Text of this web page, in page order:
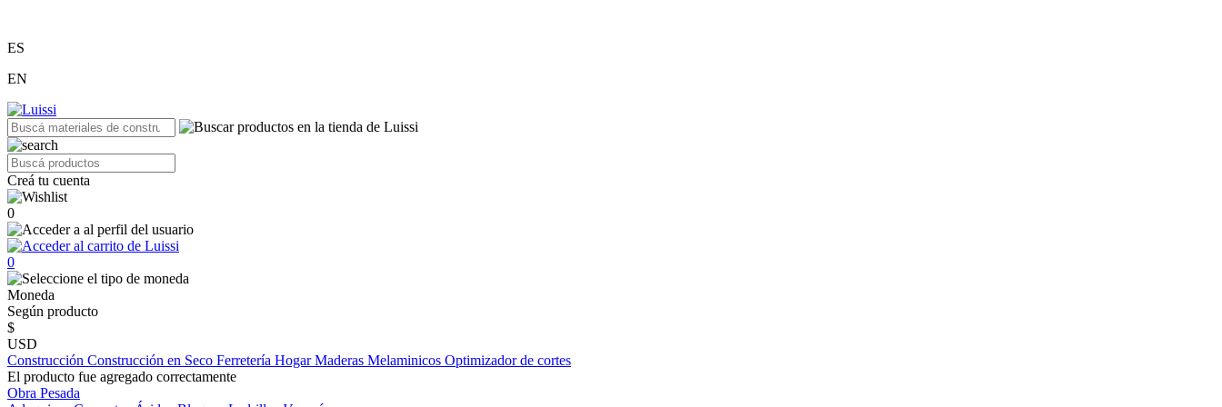
ES
EN
Creá tu cuenta
0
0
Moneda
Según producto
$
USD
Construcción Construcción en Seco Ferretería HogarMaderas Melaminicos Optimizador de cortes
El producto fue agregado correctamente
Obra Pesada